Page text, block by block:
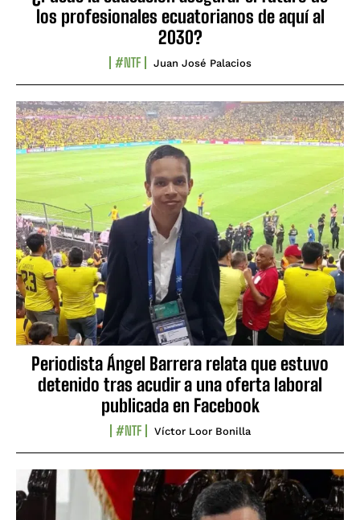
los profesionales ecuatorianos de aquí al
2030?
#NTF Juan José Palacios
Periodista Ángel Barrera relata que estuvo
detenido tras acudir a una oferta laboral
publicada en Facebook
#NTF Víctor Loor Bonilla